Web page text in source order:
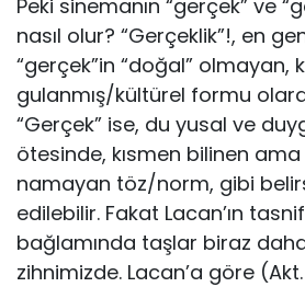
Peki sinemanın “gerçek” ve
nasıl olur? “Gerçeklik”!, en
“gerçek”in “doğal” olmayan,
gulanmış/kültürel formu
“Gerçek” ise, du yusal ve
ötesinde, kısmen bilinen
namayan töz/norm, gibi
edilebilir. Fakat Lacan’ın
bağlamında taşlar biraz
zihnimizde. Lacan’a göre (Akt.